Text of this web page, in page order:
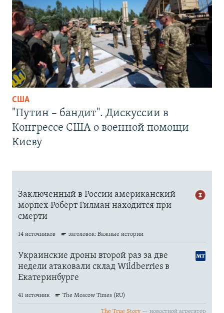
США
"Путин – бандит". Дискуссии в
Конгрессе США о военной помощи
Киеву